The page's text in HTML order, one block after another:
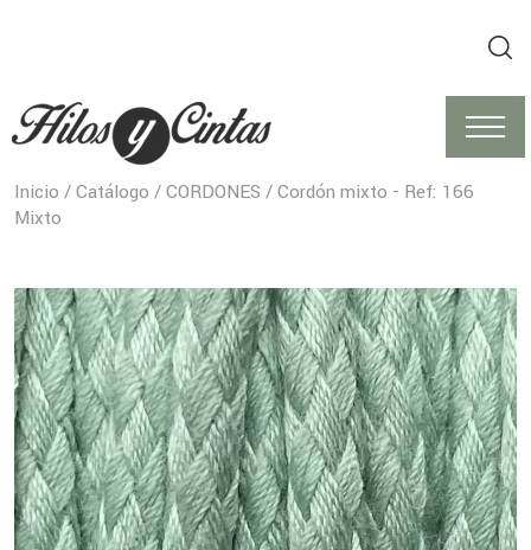
Inicio /Catálogo /CORDONES / Cordón mixto - Ref: 166
Mixto